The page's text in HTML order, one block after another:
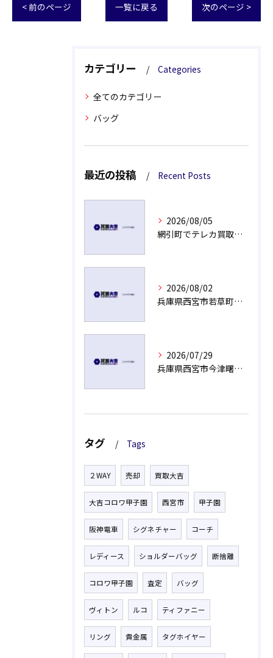
< 前のページ 一覧に戻る 次のページ >
カテゴリー Categories
全てのカテゴリー
バッグ
最近の投稿 Recent Posts
2026/08/05
網引町でテレカ買取現金支払いの秘密
2026/08/02
兵庫県西宮市若草町で長年使っていないエルメス ボリード売却のポイント
2026/07/29
兵庫県西宮市今津曙町で電池が切れたグッチの腕時計もご相談ください
タグ Tags
２WAY 売却 買取大吉
大吉コロワ甲子園 西宮市 甲子園
阪神電車 シグネチャー コーチ
レディース ショルダーバッグ 断捨離
コロワ甲子園 査定 バッグ
ヴィトン ルコ ティファニー
リング 貴金属 タグホイヤー